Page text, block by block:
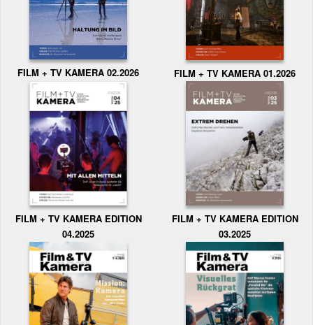
FILM + TV KAMERA 02.2026 FILM + TV KAMERA 01.2026
FILM + TV KAMERA EDITION
04.2025
FILM + TV KAMERA EDITION
03.2025